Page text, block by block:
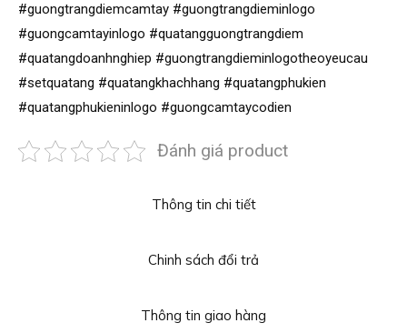
Thông tin chi tiết
Chinh sách đổi trả
Thông tin giao hàng
#guongtrangdiemcamtay #guongtrangdieminlogo
#guongcamtayinlogo #quatangguongtrangdiem
#quatangdoanhnghiep #guongtrangdieminlogotheoyeucau
#setquatang #quatangkhachhang #quatangphukien
#quatangphukieninlogo #guongcamtaycodien
Đánh giá product